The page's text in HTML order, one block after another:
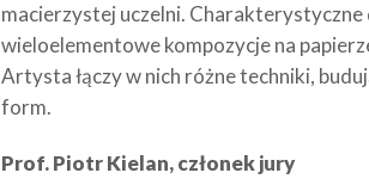
macierzystej uczelni.
wieloelementowe kompozycje na
Artysta łączy w nich różne techniki,
form.
Prof. Piotr Kielan, członek jury